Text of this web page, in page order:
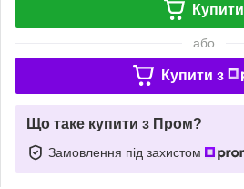
Купити
або
Купити з
Що таке купити з Пром?
Замовлення під захистом